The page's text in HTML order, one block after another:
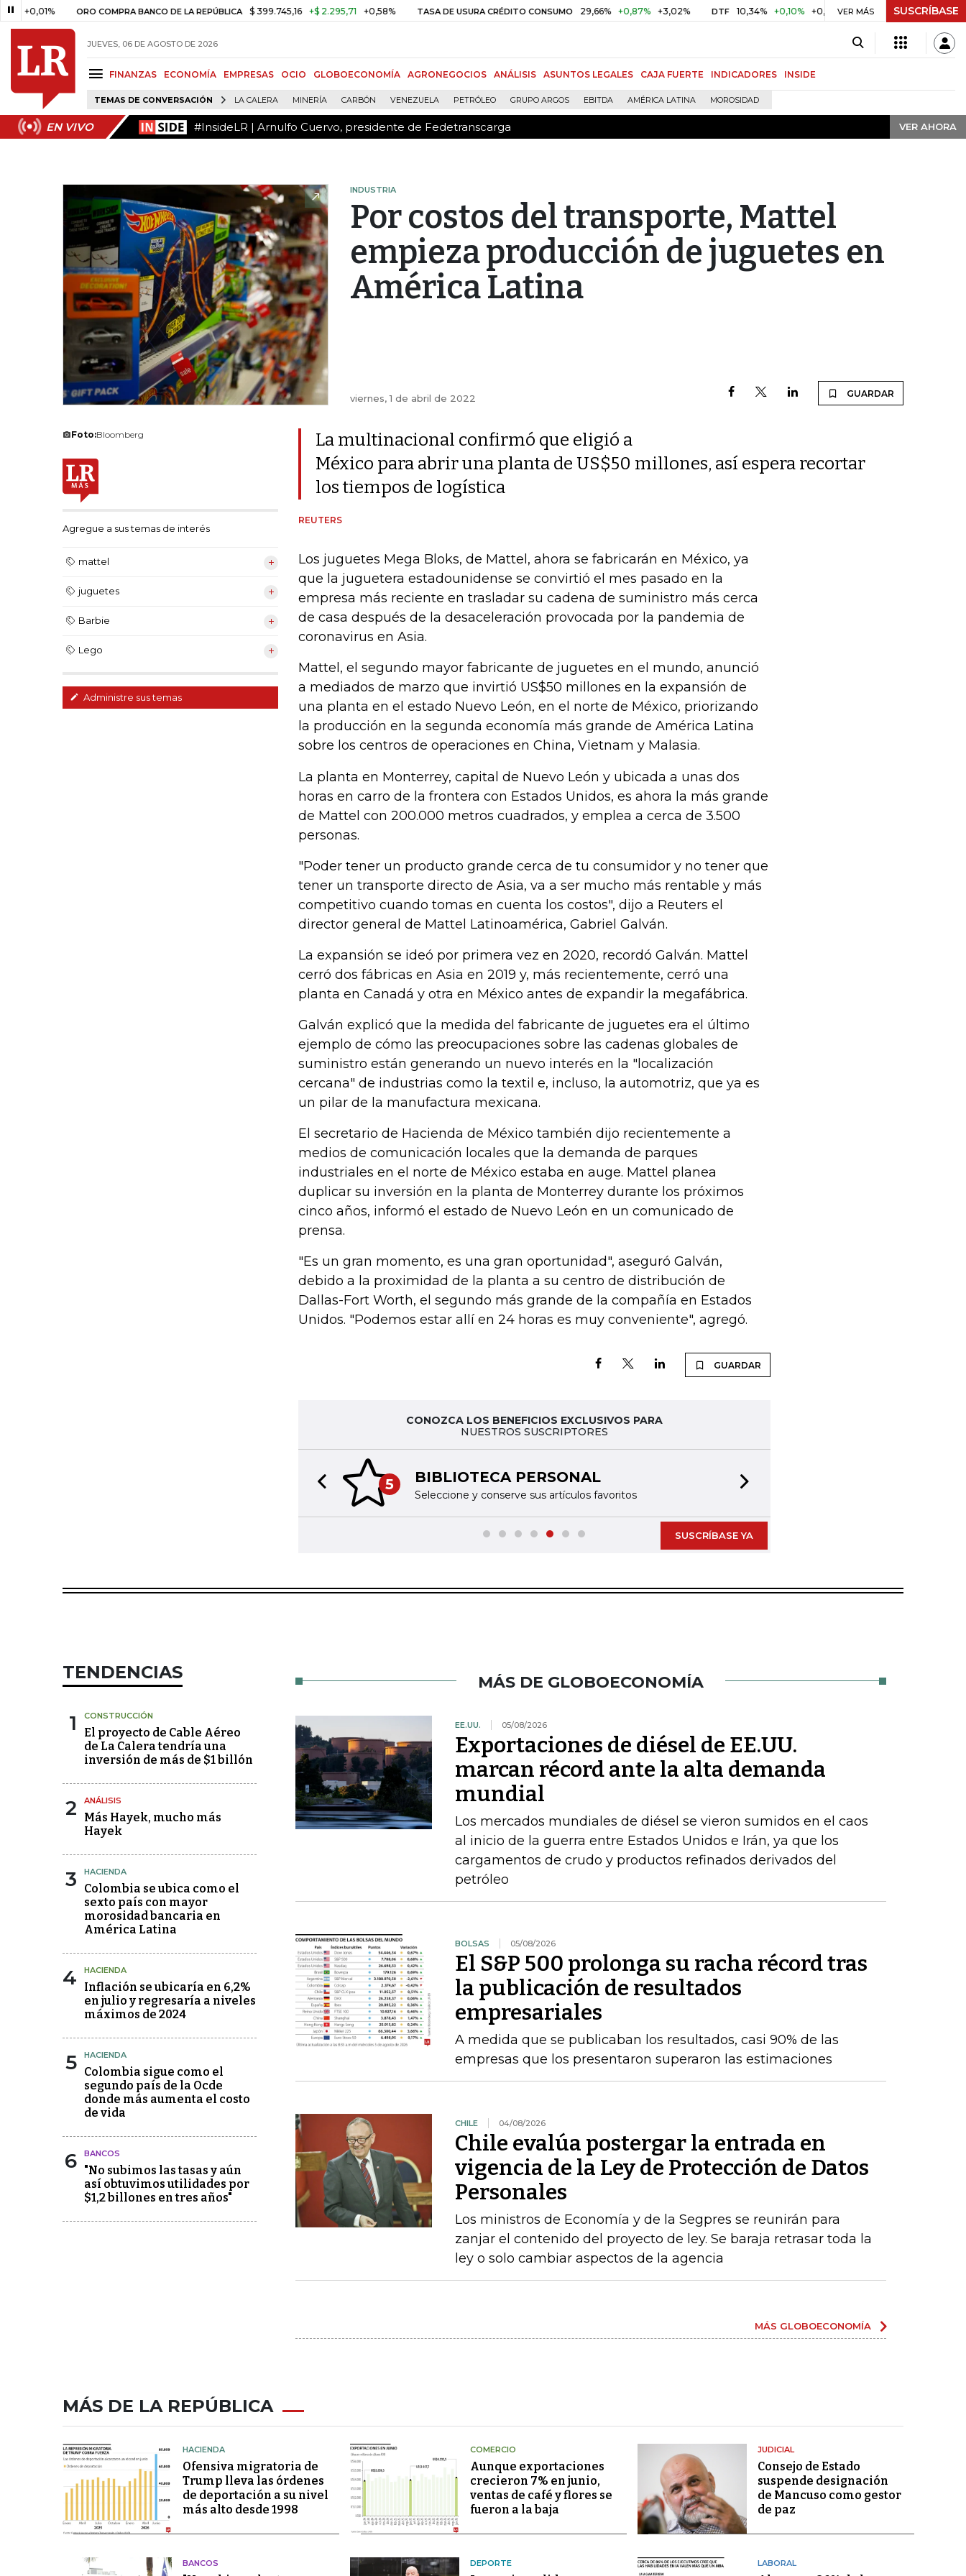
ORO COMPRA BANCO DE LA REPÚBLICA $ 399.745,16 +$ 2.295,71 +0,58% TASA DE USURA CRÉDITO CONSUMO 29,66% +0,87% +3,02% DTF 10,34% +0,10% +0,98% UVR $ 416,86 +$ 0,05 +0,01%
VER MÁS SUSCRÍBASE
JUEVES, 06 DE AGOSTO DE 2026
FINANZAS ECONOMÍA EMPRESAS OCIO GLOBOECONOMÍA AGRONEGOCIOS ANÁLISIS ASUNTOS LEGALES CAJA FUERTE INDICADORES INSIDE
TEMAS DE CONVERSACIÓN LA CALERA MINERÍA CARBÓN VENEZUELA PETRÓLEO GRUPO ARGOS EBITDA AMÉRICA LATINA MOROSIDAD
EN VIVO #InsideLR | Arnulfo Cuervo, presidente de Fedetranscarga VER AHORA
EN VIVO #InsideLR | Arnulfo Cuervo, presidente de Fedetranscarga VER AHORA
INDUSTRIA
Por costos del transporte, Mattel
empieza producción de juguetes en
América Latina
viernes, 1 de abril de 2022 GUARDAR
Foto:Bloomberg
Agregue a sus temas de interés
mattel
juguetes
Barbie
Lego
Administre sus temas
La multinacional confirmó que eligió a
México para abrir una planta de US$50 millones, así espera recortar
los tiempos de logística
REUTERS
Los juguetes Mega Bloks, de Mattel, ahora se fabricarán en México, ya
que la juguetera estadounidense se convirtió el mes pasado en la
empresa más reciente en trasladar su cadena de suministro más cerca
de casa después de la desaceleración provocada por la pandemia de
coronavirus en Asia.
Mattel, el segundo mayor fabricante de juguetes en el mundo, anunció
a mediados de marzo que invirtió US$50 millones en la expansión de
una planta en el estado Nuevo León, en el norte de México, priorizando
la producción en la segunda economía más grande de América Latina
sobre los centros de operaciones en China, Vietnam y Malasia.
La planta en Monterrey, capital de Nuevo León y ubicada a unas dos
horas en carro de la frontera con Estados Unidos, es ahora la más grande
de Mattel con 200.000 metros cuadrados, y emplea a cerca de 3.500
personas.
"Poder tener un producto grande cerca de tu consumidor y no tener que
tener un transporte directo de Asia, va a ser mucho más rentable y más
competitivo cuando tomas en cuenta los costos", dijo a Reuters el
director general de Mattel Latinoamérica, Gabriel Galván.
La expansión se ideó por primera vez en 2020, recordó Galván. Mattel
cerró dos fábricas en Asia en 2019 y, más recientemente, cerró una
planta en Canadá y otra en México antes de expandir la megafábrica.
Galván explicó que la medida del fabricante de juguetes era el último
ejemplo de cómo las preocupaciones sobre las cadenas globales de
suministro están generando un nuevo interés en la "localización
cercana" de industrias como la textil e, incluso, la automotriz, que ya es
un pilar de la manufactura mexicana.
El secretario de Hacienda de México también dijo recientemente a
medios de comunicación locales que la demanda de parques
industriales en el norte de México estaba en auge. Mattel planea
duplicar su inversión en la planta de Monterrey durante los próximos
cinco años, informó el estado de Nuevo León en un comunicado de
prensa.
"Es un gran momento, es una gran oportunidad", aseguró Galván,
debido a la proximidad de la planta a su centro de distribución de
Dallas-Fort Worth, el segundo más grande de la compañía en Estados
Unidos. "Podemos estar allí en 24 horas es muy conveniente", agregó.
GUARDAR
CONOZCA LOS BENEFICIOS EXCLUSIVOS PARA
NUESTROS SUSCRIPTORES
5 BIBLIOTECA PERSONAL
Seleccione y conserve sus artículos favoritos
Previous slide
SUSCRÍBASE YA
TENDENCIAS
1 CONSTRUCCIÓN
El proyecto de Cable Aéreo
de La Calera tendría una
inversión de más de $1 billón
2 ANÁLISIS
Más Hayek, mucho más
Hayek
3 HACIENDA
Colombia se ubica como el
sexto país con mayor
morosidad bancaria en
América Latina
4 HACIENDA
Inflación se ubicaría en 6,2%
en julio y regresaría a niveles
máximos de 2024
5 HACIENDA
Colombia sigue como el
segundo país de la Ocde
donde más aumenta el costo
de vida
6 BANCOS
"No subimos las tasas y aún
así obtuvimos utilidades por
$1,2 billones en tres años"
MÁS DE GLOBOECONOMÍA
EE.UU. 05/08/2026
Exportaciones de diésel de EE.UU.
marcan récord ante la alta demanda
mundial
Los mercados mundiales de diésel se vieron sumidos en el caos
al inicio de la guerra entre Estados Unidos e Irán, ya que los
cargamentos de crudo y productos refinados derivados del
petróleo
BOLSAS 05/08/2026
El S&P 500 prolonga su racha récord tras
la publicación de resultados
empresariales
A medida que se publicaban los resultados, casi 90% de las
empresas que los presentaron superaron las estimaciones
CHILE 04/08/2026
Chile evalúa postergar la entrada en
vigencia de la Ley de Protección de Datos
Personales
Los ministros de Economía y de la Segpres se reunirán para
zanjar el contenido del proyecto de ley. Se baraja retrasar toda la
ley o solo cambiar aspectos de la agencia
MÁS GLOBOECONOMÍA
MÁS DE LA REPÚBLICA
HACIENDA
Ofensiva migratoria de
Trump lleva las órdenes
de deportación a su nivel
más alto desde 1998
COMERCIO
Aunque exportaciones
crecieron 7% en junio,
ventas de café y flores se
fueron a la baja
JUDICIAL
Consejo de Estado
suspende designación
de Mancuso como gestor
de paz
BANCOS DEPORTE LABORAL